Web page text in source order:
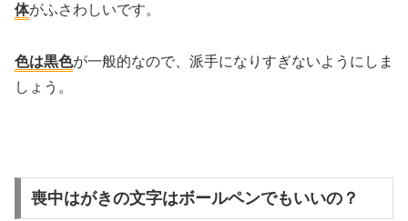
体がふさわしいです。
色は黒色が一般的なので、派手になりすぎないようにしま
しょう。
喪中はがきの文字はボールペンでもいいの？